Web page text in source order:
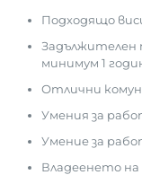
Подходящо
Задължителен
минимум 1
Отлични
Умения за
Умение за
Владеенето на